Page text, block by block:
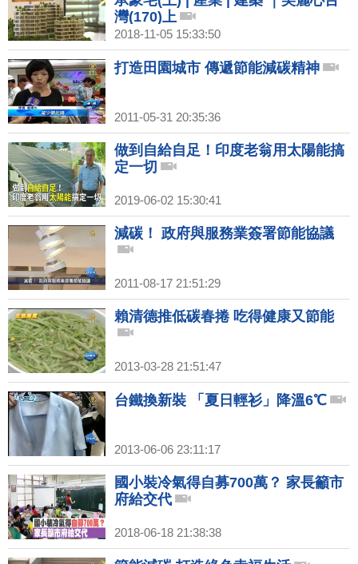
灣(170)上
2018-11-05 15:33:50
打造田園城市 傳遞節能減碳精神
2011-05-31 20:35:36
做到自給自足！印度老翁用太陽能搞
定一切
2019-06-02 15:30:41
減碳！ 政府與服務業簽署節能協議
2011-08-17 21:51:29
賴清德推低碳春捲 吃得健康又節能
2013-03-28 21:51:47
台鐵換新裝 「夏日輕衫」降溫6℃
2013-06-06 23:11:17
國小裝冷氣得自募700萬？ 家長籲市
府給交代
2018-06-18 21:38:38